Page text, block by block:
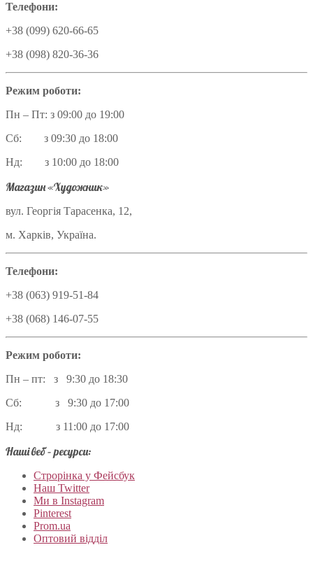
Телефони:
+38 (099) 620-66-65
+38 (098) 820-36-36
Режим роботи:
Пн – Пт: з 09:00 до 19:00
Сб: з 09:30 до 18:00
Нд: з 10:00 до 18:00
Магазин «Художник»
вул. Георгія Тарасенка, 12,
м. Харків, Україна.
Телефони:
+38 (063) 919-51-84
+38 (068) 146-07-55
Режим роботи:
Пн – пт: з 9:30 до 18:30
Сб: з 9:30 до 17:00
Нд: з 11:00 до 17:00
Наші веб – ресурси:
Строрінка у Фейсбук
Наш Twitter
Ми в Instagram
Pinterest
Prom.ua
Оптовий відділ